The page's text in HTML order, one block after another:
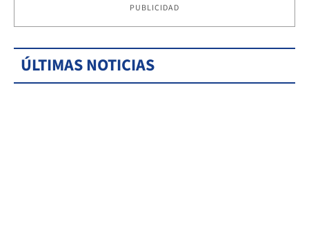
PUBLICIDAD
ÚLTIMAS NOTICIAS